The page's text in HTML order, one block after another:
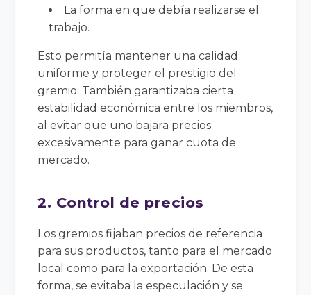
La forma en que debía realizarse el
trabajo.
Esto permitía mantener una calidad
uniforme y proteger el prestigio del
gremio. También garantizaba cierta
estabilidad económica entre los miembros,
al evitar que uno bajara precios
excesivamente para ganar cuota de
mercado.
2. Control de precios
Los gremios fijaban precios de referencia
para sus productos, tanto para el mercado
local como para la exportación. De esta
forma, se evitaba la especulación y se